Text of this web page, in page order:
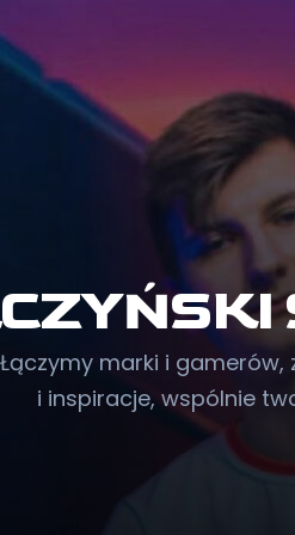
Łączymy marki i gamerów,
i inspiracje, wspólnie